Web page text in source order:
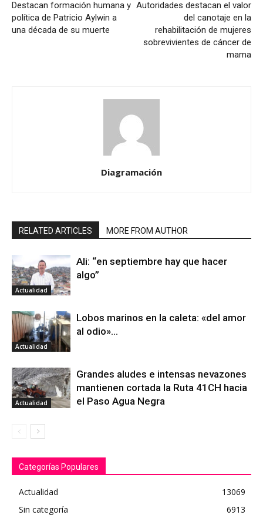
Destacan formación humana y
política de Patricio Aylwin a
una década de su muerte
Autoridades destacan el valor
del canotaje en la
rehabilitación de mujeres
sobrevivientes de cáncer de
mama
Diagramación
RELATED ARTICLES MORE FROM AUTHOR
Actualidad
Ali: “en septiembre hay que hacer
algo”
Actualidad
Lobos marinos en la caleta: «del amor
al odio»…
Actualidad
Grandes aludes e intensas nevazones
mantienen cortada la Ruta 41CH hacia
el Paso Agua Negra
Categorías Populares
Actualidad
13069
Sin categoría
6913